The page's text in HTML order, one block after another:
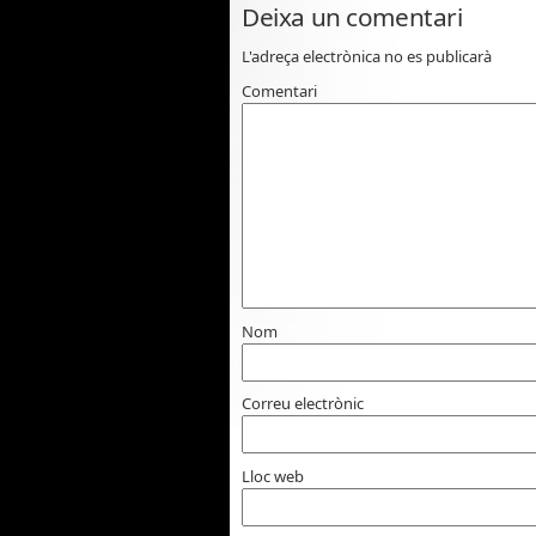
Deixa un comentari
L'adreça electrònica no es publicarà
Comentari
Nom
Correu electrònic
Lloc web